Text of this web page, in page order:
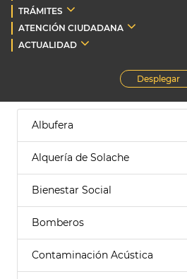
TRÁMITES
ATENCIÓN CIUDADANA
ACTUALIDAD
Desplegar
Albufera
Alquería de Solache
Bienestar Social
Bomberos
Contaminación Acústica